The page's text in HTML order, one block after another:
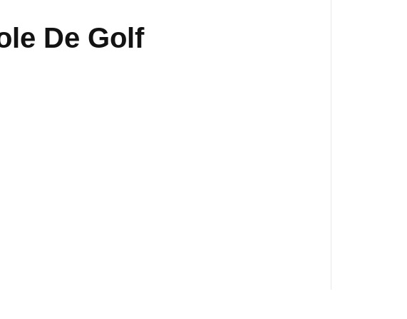
De Golf